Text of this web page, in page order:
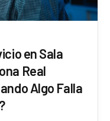
en Sala
Real
Algo Falla